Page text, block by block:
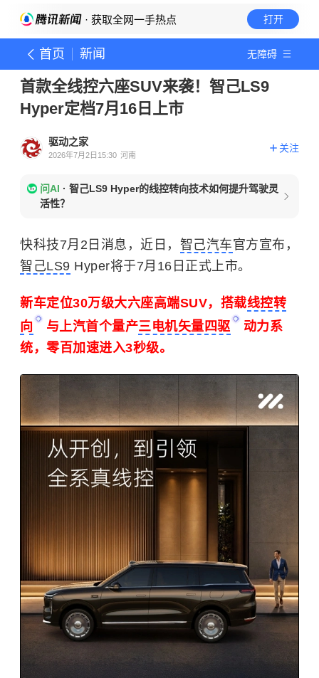
· 获取全网一手热点 打开
首页 新闻 无障碍
首款全线控六座SUV来袭！智己LS9
Hyper定档7月16日上市
驱动之家
2026年7月2日15:30 河南
关注
问AI · 智己LS9 Hyper的线控转向技术如何提升驾驶灵
活性？
快科技7月2日消息，近日， 智己汽车官方宣布，
智己LS9 Hyper将于7月16日正式上市。
新车定位30万级大六座高端SUV，搭载线控转
向
与上汽首个量产三电机矢量四驱
动力系
统，零百加速进入3秒级。